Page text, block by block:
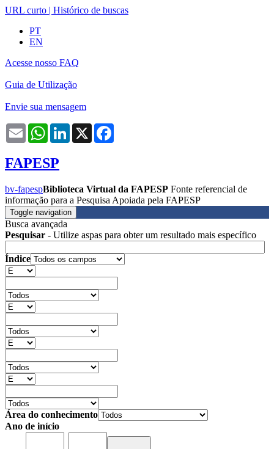
URL curto | Histórico de buscas
PT
EN
Acesse nosso FAQ
Guia de Utilização
Envie sua mensagem
Email WhatsAppLinkedIn
X
FAPESP
bv-fapespBiblioteca Virtual da FAPESP Fonte referencial de
informação para a Pesquisa Apoiada pela FAPESP
Toggle navigation
Busca avançada
Pesquisar - Utilize aspas para obter um resultado mais específico
Índice
Área do conhecimento
Ano de início